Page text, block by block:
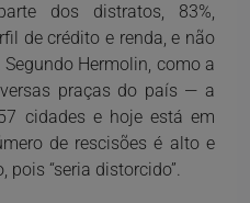
dos distratos, 83%,
de crédito e renda, e não
Hermolin, como a
praças do país — a
cidades e hoje está em
de rescisões é alto e
pois “seria distorcido”.